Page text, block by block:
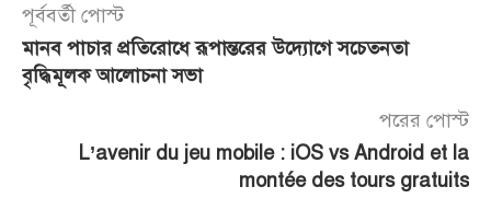
পূর্ববর্তী পোস্ট
মানব পাচার প্রতিরোধে রূপান্তরের উদ্যোগে সচেতনতা
বৃদ্ধিমূলক আলোচনা সভা
পরের পোস্ট
L’avenir du jeu mobile : iOS vs Android et la
montée des tours gratuits